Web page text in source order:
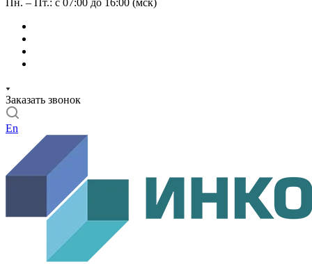
Пн. – Пт.: с 07:00 до 16:00 (мск)
Заказать звонок
En